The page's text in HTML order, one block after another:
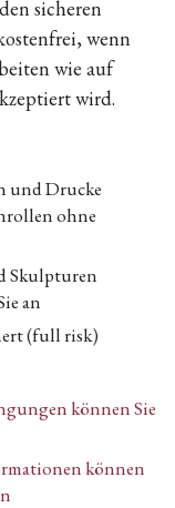
sicheren
wenn
wie auf
wird.
und Drucke
ohne
Skulpturen
an
(full risk)
können Sie
können